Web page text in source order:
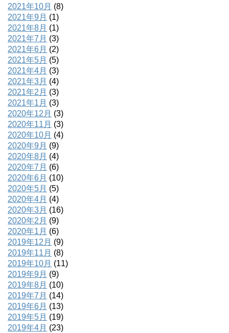
2021年10月 (8)
2021年9月 (1)
2021年8月 (1)
2021年7月 (3)
2021年6月 (2)
2021年5月 (5)
2021年4月 (3)
2021年3月 (4)
2021年2月 (3)
2021年1月 (3)
2020年12月 (3)
2020年11月 (3)
2020年10月 (4)
2020年9月 (9)
2020年8月 (4)
2020年7月 (6)
2020年6月 (10)
2020年5月 (5)
2020年4月 (4)
2020年3月 (16)
2020年2月 (9)
2020年1月 (6)
2019年12月 (9)
2019年11月 (8)
2019年10月 (11)
2019年9月 (9)
2019年8月 (10)
2019年7月 (14)
2019年6月 (13)
2019年5月 (19)
2019年4月 (23)